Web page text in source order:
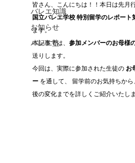
バレエ知識
お知らせ
バレエ塾
皆さん、こんにちは！！本日は先月
国立バレエ学校 特別留学のレポート
ます。
本記事では、 参加メンバーのお母様
送りします。
今回は、実際に参加された生徒の お
ー を通して、 留学前のお気持ちか
後の変化までを詳しくご紹介いたしま